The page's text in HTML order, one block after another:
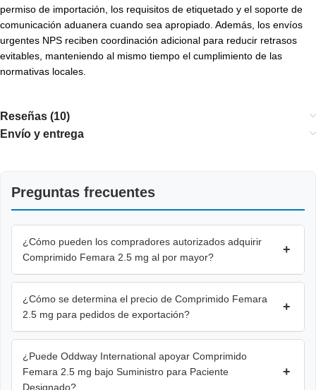
permiso de importación, los requisitos de etiquetado y el soporte de
comunicación aduanera cuando sea apropiado. Además, los envíos
urgentes NPS reciben coordinación adicional para reducir retrasos
evitables, manteniendo al mismo tiempo el cumplimiento de las
normativas locales.
Reseñas (10)
Envío y entrega
Preguntas frecuentes
¿Cómo pueden los compradores autorizados adquirir
Comprimido Femara 2.5 mg al por mayor?
+
¿Cómo se determina el precio de Comprimido Femara
2.5 mg para pedidos de exportación?
+
¿Puede Oddway International apoyar Comprimido
Femara 2.5 mg bajo Suministro para Paciente
Designado?
+